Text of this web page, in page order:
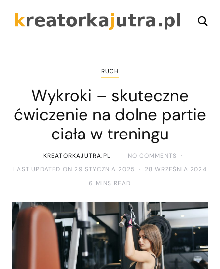
RUCH
Wykroki – skuteczne
ćwiczenie na dolne partie
ciała w treningu
KREATORKAJUTRA.PL
NO COMMENTS
LAST UPDATED ON 29 STYCZNIA 2025
28 WRZEŚNIA 2024
6 MINS READ